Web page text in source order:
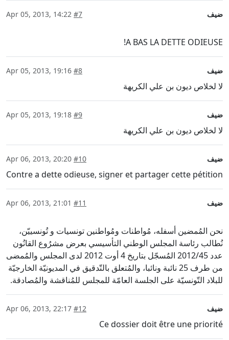
ضيف #7
A BAS LA DETTE ODIEUSE!
ضيف #8
لا لخلاص ديون بن علي الكريهة
ضيف #9
لا لخلاص ديون بن علي الكريهة
ضيف #10
Contre a dette odieuse, signer et partager cette pétition
ضيف #11
نحن المُمضين أسفله، مُواطنات ومُواطنين تونسيات و تُونسييّن،
نُطالب رئاسة المجلس الوطني التأسيسي بعرض مشرُوع القانُون
عدد 2012/45 المُسجّل بتاريخ 4 أوت 2012 لدى المجلس والمُمضى
من طرف 25 نائبة ونائبا، والمُتعلق بالتّدقيق في المديونيّة الخارجيّة
للبلاد التّونسيّة على الجلسة العامّة للمجلس للمُناقشة والمُصادقة.
ضيف #12
Ce dossier doit être une priorité